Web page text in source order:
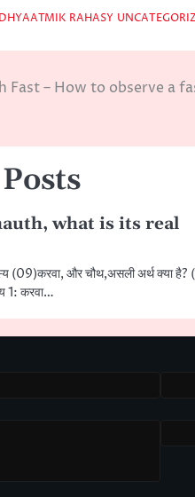
RAHASY
Fast – How to observe a
what is its real
(09)करवा, और चौथ,असली अर्थ क्या है?
1: करवा…